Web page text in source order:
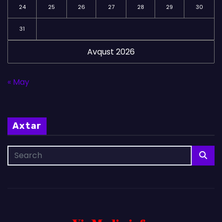
Avqust 2026
24 25 26 27 28 29 30
31
« May
Axtar